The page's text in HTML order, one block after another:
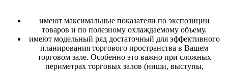
имеют максимальные показатели по экспозиции
товаров и по полезному охлаждаемому объему.
имеют модельный ряд достаточный для эффективного
планирования торгового пространства в Вашем
торговом зале. Особенно это важно при сложных
периметрах торговых залов (ниши, выступы,